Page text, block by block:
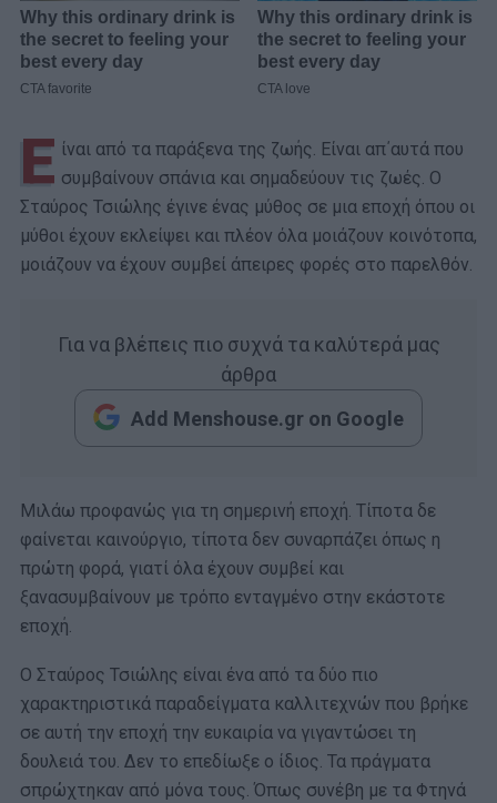
Ε ίναι από τα παράξενα της ζωής. Είναι απ΄αυτά που
συμβαίνουν σπάνια και σημαδεύουν τις ζωές. Ο
Σταύρος Τσιώλης έγινε ένας μύθος σε μια εποχή όπου οι
μύθοι έχουν εκλείψει και πλέον όλα μοιάζουν κοινότοπα,
μοιάζουν να έχουν συμβεί άπειρες φορές στο παρελθόν.
Για να βλέπεις πιο συχνά τα καλύτερά μας
άρθρα
Add Menshouse.gr on Google
Μιλάω προφανώς για τη σημερινή εποχή. Τίποτα δε
φαίνεται καινούργιο, τίποτα δεν συναρπάζει όπως η
πρώτη φορά, γιατί όλα έχουν συμβεί και
ξανασυμβαίνουν με τρόπο ενταγμένο στην εκάστοτε
εποχή.
Ο Σταύρος Τσιώλης είναι ένα από τα δύο πιο
χαρακτηριστικά παραδείγματα καλλιτεχνών που βρήκε
σε αυτή την εποχή την ευκαιρία να γιγαντώσει τη
δουλειά του. Δεν το επεδίωξε ο ίδιος. Τα πράγματα
σπρώχτηκαν από μόνα τους. Όπως συνέβη με τα Φτηνά